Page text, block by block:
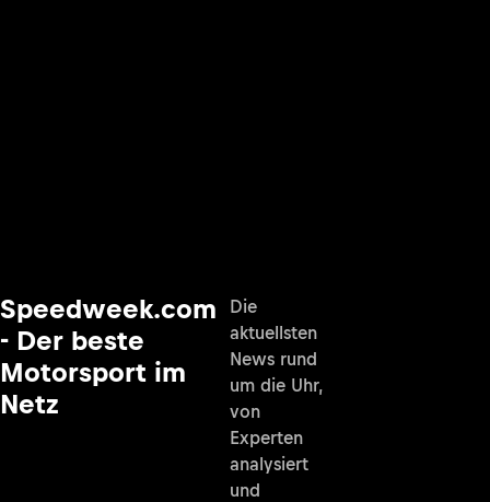
Speedweek.com
- Der beste
Motorsport im
Netz
Die
aktuellsten
News rund
um die Uhr,
von
Experten
analysiert
und